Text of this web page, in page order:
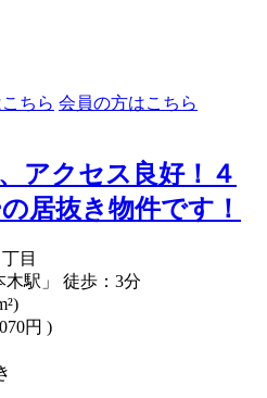
ちら 会員の方はこちら
アクセス良好！４
居抜き物件です！
目
駅」 徒歩：3分
円 )